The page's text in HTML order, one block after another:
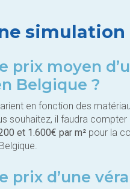
simulation
prix moyen
Belgique ?
en fonction des
souhaitez, il faudra compter
et 1.600€ par m² pour la
prix d’une